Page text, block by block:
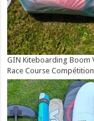
GIN Kiteboarding Boom
Race Course Compétition